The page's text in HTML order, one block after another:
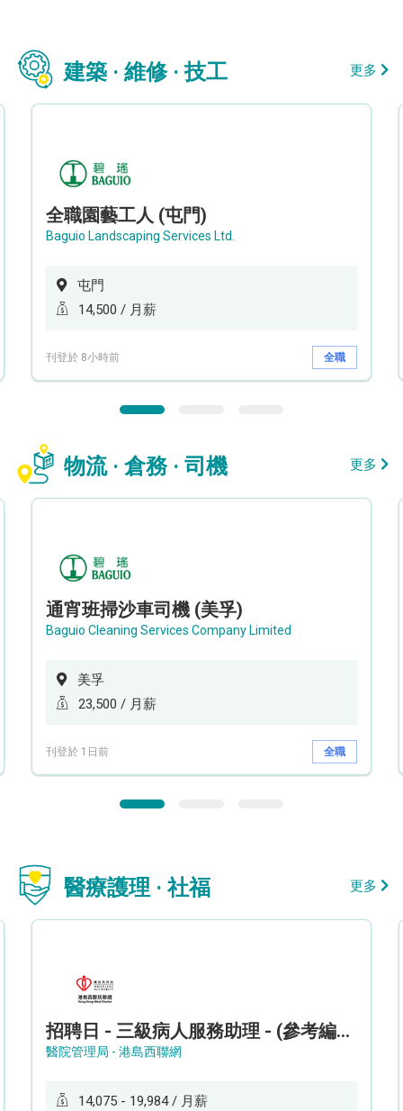
建築 · 維修 · 技工 更多
全職園藝工人 (屯門)
Baguio Landscaping Services Ltd.
屯門
14,500 / 月薪
刊登於 8小時前 全職
物流 · 倉務 · 司機 更多
通宵班掃沙車司機 (美孚)
Baguio Cleaning Services Company Limited
美孚
23,500 / 月薪
刊登於 1日前 全職
醫療護理 · 社福 更多
招聘日 - 三級病人服務助理 - (參考編號: HKWCS260107)
醫院管理局 - 港島西聯網
14,075 - 19,984 / 月薪